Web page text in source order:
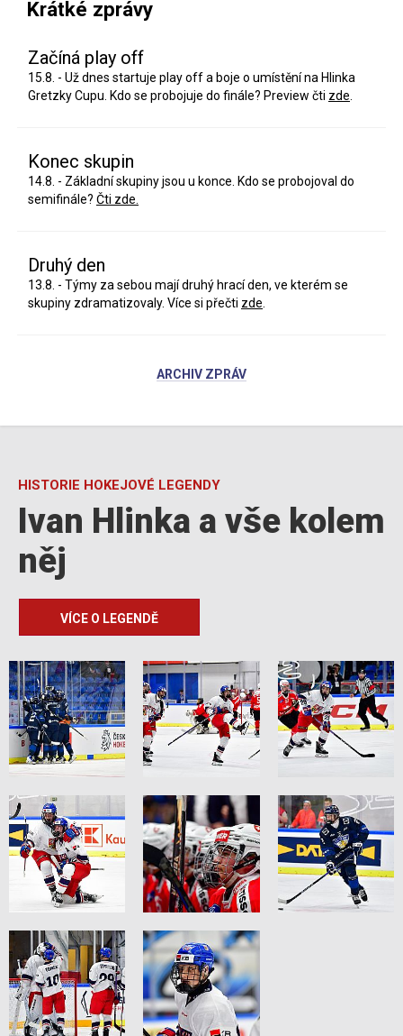
Krátké zprávy
Začíná play off
15.8. - Už dnes startuje play off a boje o umístění na Hlinka
Gretzky Cupu. Kdo se probojuje do finále? Preview čti zde
Konec skupin
14.8. - Základní skupiny jsou u konce. Kdo se probojoval do
semifinále? Čti zde.
Druhý den
13.8. - Týmy za sebou mají druhý hrací den, ve kterém se
skupiny zdramatizovaly. Více si přečti zde
ARCHIV ZPRÁV
HISTORIE HOKEJOVÉ LEGENDY
Ivan Hlinka a vše kolem
něj
VÍCE O LEGENDĚ